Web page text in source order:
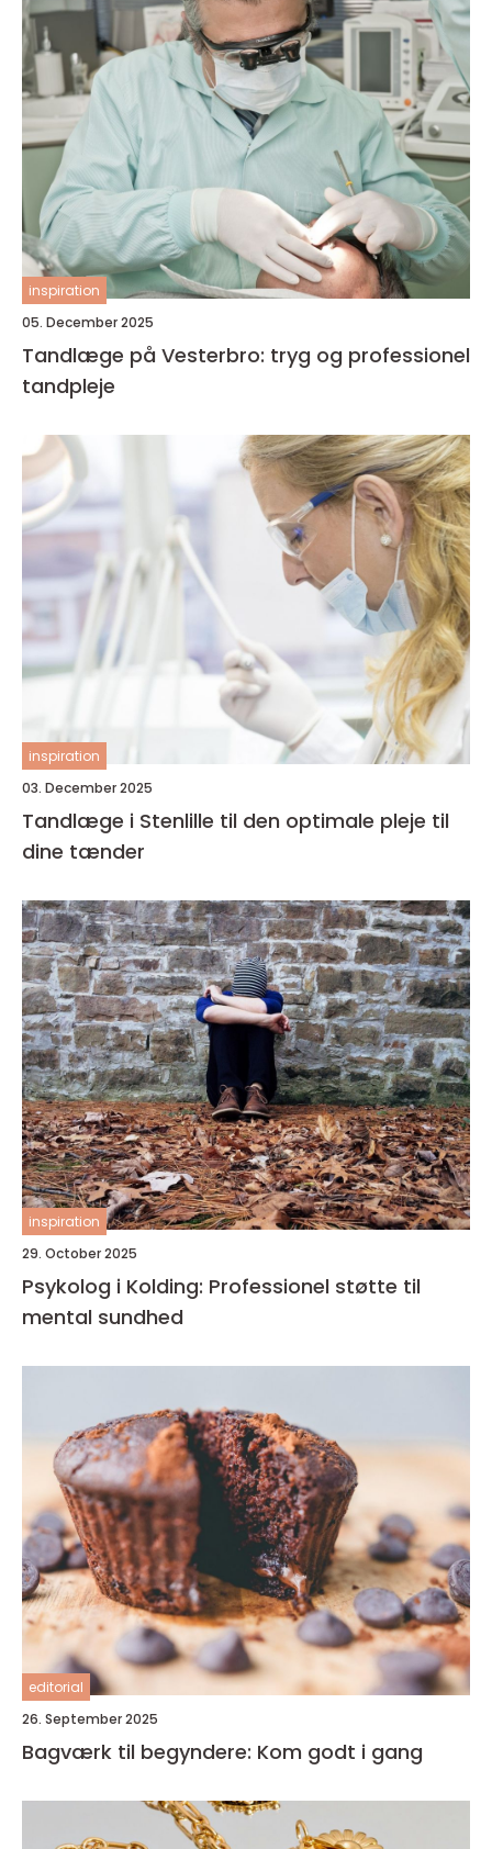
inspiration
05. December 2025
Tandlæge på Vesterbro: tryg og professionel
tandpleje
inspiration
03. December 2025
Tandlæge i Stenlille til den optimale pleje til
dine tænder
inspiration
29. October 2025
Psykolog i Kolding: Professionel støtte til
mental sundhed
editorial
26. September 2025
Bagværk til begyndere: Kom godt i gang